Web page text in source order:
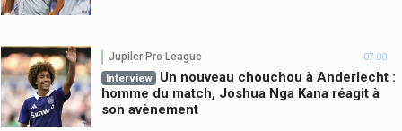
Jupiler Pro League 07:00
Interview
Un nouveau chouchou à Anderlecht :
homme du match, Joshua Nga Kana réagit à
son avènement